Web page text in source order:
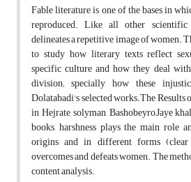
Fable literature is one of the bases in
reproduced. Like all other
delineates a repetitive image of women.
to study how literary texts reflect
specific culture and how they deal
division; specially how these
Dolatabadi's selected works.The Results
in Hejrate solyman, Bashobeyro,Jaye
books, harshness plays the main role
origins and in different forms
overcomes and defeats women. The
content analysis.